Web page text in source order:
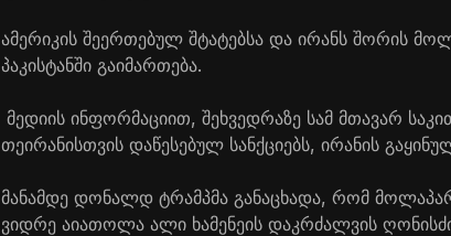
ამერიკის შეერთებულ შტატებსა და ირანს შორის
პაკისტანში გაიმართება.
მედიის ინფორმაციით, შეხვედრაზე სამ მთავარ
თეირანისთვის დაწესებულ სანქციებს, ირანის
მანამდე დონალდ ტრამპმა განაცხადა, რომ
ვიდრე აიათოლა ალი ხამენეის დაკრძალვის